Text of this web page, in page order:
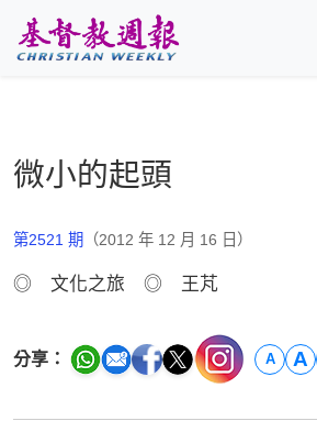
微小的起頭
第2521 期 （2012 年 12 月 16 日）
◎ 文化之旅 ◎ 王芃
分享： A A